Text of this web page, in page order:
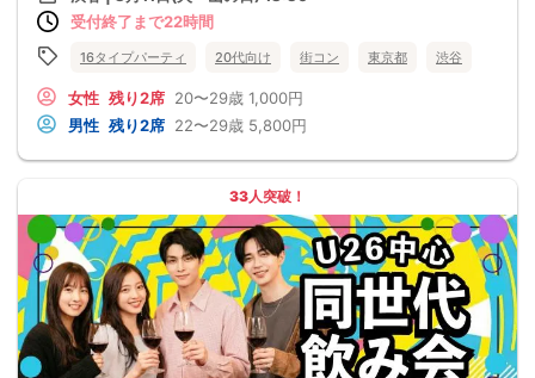
受付終了まで22時間
16タイプパーティ 20代向け 街コン 東京都 渋谷
女性 残り2席 20〜29歳 1,000円
男性 残り2席 22〜29歳 5,800円
33人突破！